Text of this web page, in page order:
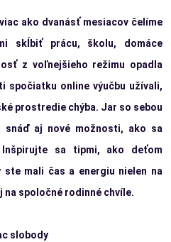
ako dvanásť mesiacov čelíme
skĺbiť prácu, školu, domáce
z voľnejšieho režimu opadla
online výučbu užívali,
prostredie chýba. Jar so sebou
snáď aj nové možnosti, ako sa
sa tipmi, ako deťom
mali čas a energiu nielen na
na spoločné rodinné chvíle.
slobody